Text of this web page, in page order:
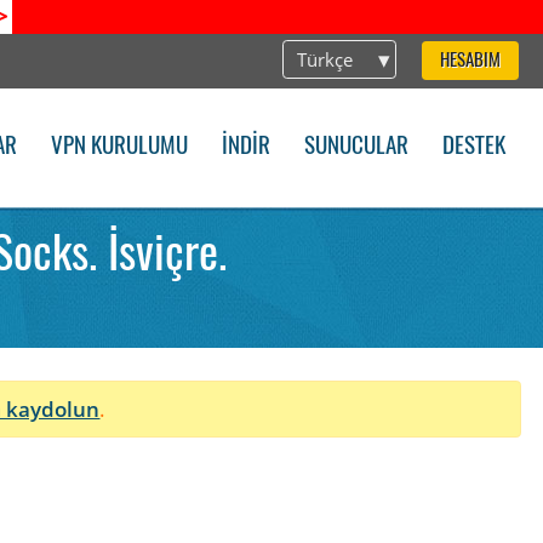
Türkçe HESABIM
VPN KURULUMU İNDIR SUNUCULAR DESTEK
İsviçre.
kaydolun.